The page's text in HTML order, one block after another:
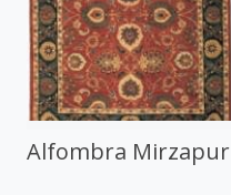
Alfombra Mirzapur